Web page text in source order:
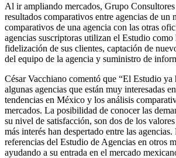
Al ir ampliando mercados, Grupo
resultados comparativos entre agencias de un
comparativos de una agencia con las otras
agencias suscriptoras utilizan el Estudio como
fidelización de sus clientes, captación de
del equipo de la agencia y suministro de
César Vacchiano comentó que “El Estudio ya
algunas agencias que están muy interesadas
tendencias en México y los análisis
mercados. La posibilidad de conocer las
su nivel de satisfacción, son dos de los
más interés han despertado entre las agencias.
referencias del Estudio de Agencias en otros
ayudando a su entrada en el mercado